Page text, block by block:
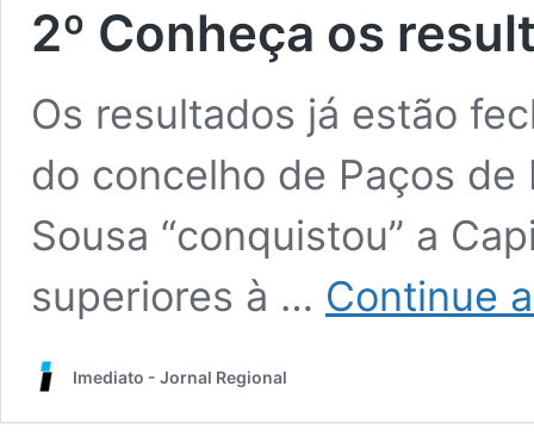
2º Conheça os
Os resultados já estão
do concelho de Paços de
Sousa “conquistou” a
superiores à … Continue
Imediato - Jornal Regional